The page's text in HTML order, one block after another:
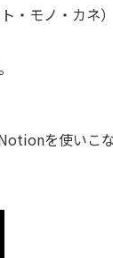
・モノ・カネ
を使いこ